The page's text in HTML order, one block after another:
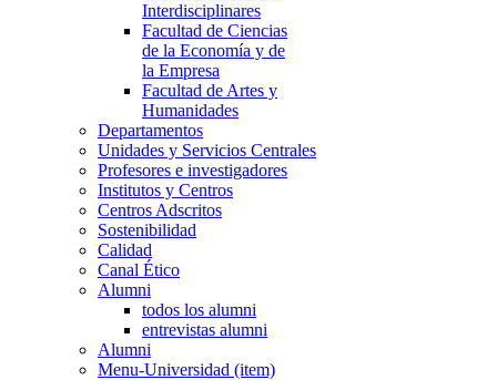
Interdisciplinares
Facultad de Ciencias
de la Economía y de
la Empresa
Facultad de Artes y
Humanidades
Departamentos
Unidades y Servicios Centrales
Profesores e investigadores
Institutos y Centros
Centros Adscritos
Sostenibilidad
Calidad
Canal Ético
Alumni
todos los alumni
entrevistas alumni
Alumni
Menu-Universidad (item)